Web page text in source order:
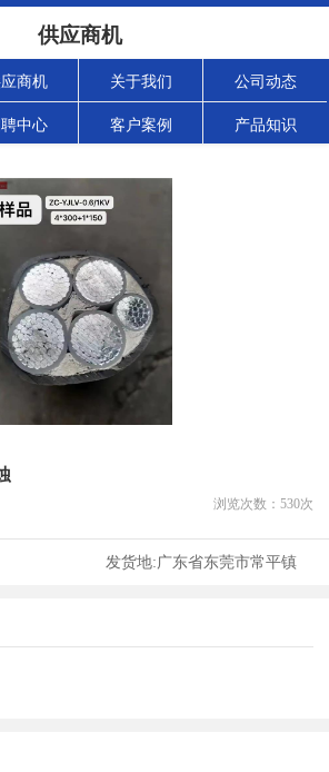
供应商机
商机 关于我们 公司动态
中心 客户案例 产品知识
浏览次数： 530次
发货地:广东省东莞市常平镇